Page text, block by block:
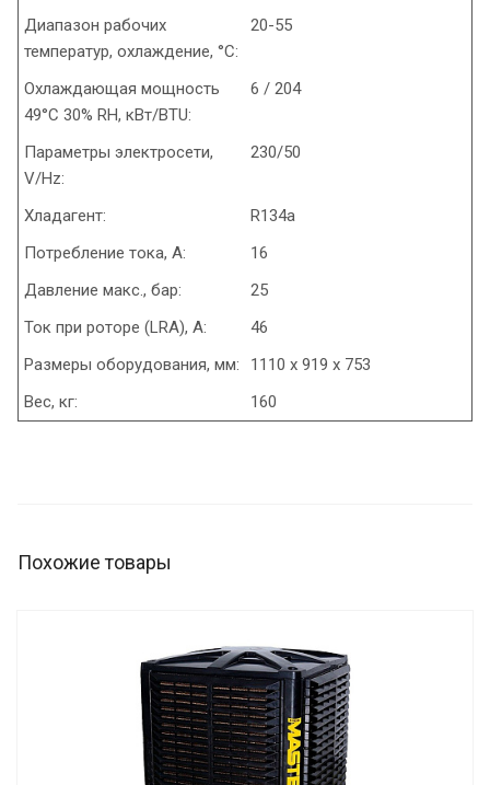
Диапазон рабочих
температур, охлаждение, °C:
20-55
Охлаждающая мощность
49°C 30% RH, кВт/BTU:
6 / 204
Параметры электросети,
V/Hz:
230/50
Хладагент:
R134a
Потребление тока, А:
16
Давление макс., бар:
25
Ток при роторе (LRA), А:
46
Размеры оборудования, мм:
1110 x 919 x 753
Вес, кг:
160
Похожие товары